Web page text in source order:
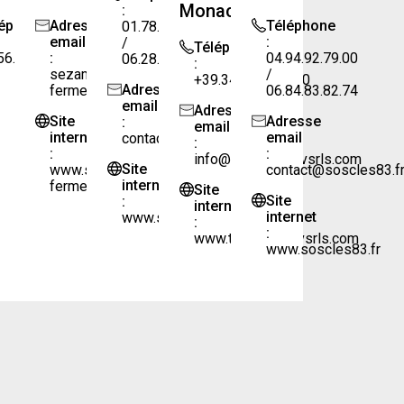
Adresse
email
:
sezame.industrie@sezame-
fermetures.fr
Site
internet
:
www.sezame-
fermetures.fr
:
01.78.64.73.57
/
06.28.33.95.49
Adresse
email
:
contact1@gmail.com
Site
internet
:
www.svsbat.fr
Monaco
Téléphone
:
+39.347.60.08.620
Adresse
email
:
info@tecnicalservsrls.com
Site
internet
:
www.tecnicalservsrls.com
Téléphone
:
04.94.92.79.00
/
06.84.83.82.74
Adresse
email
:
contact@soscles83.fr
Site
internet
:
www.soscles83.fr